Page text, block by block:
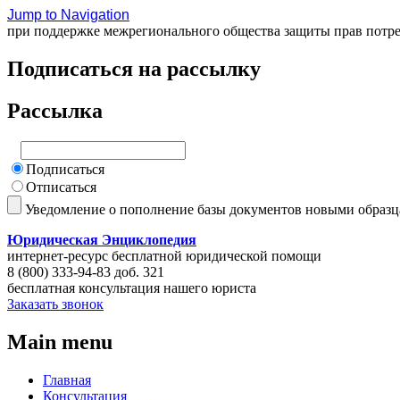
Jump to Navigation
при поддержке межрегионального общества защиты прав
Подписаться на рассылку
Рассылка
Подписаться
Отписаться
Уведомление о пополнение базы документов новыми
Юридическая Энциклопедия
интернет-ресурс бесплатной юридической помощи
8 (800) 333-94-83 доб. 321
бесплатная консультация нашего юриста
Заказать звонок
Main menu
Главная
Консультация